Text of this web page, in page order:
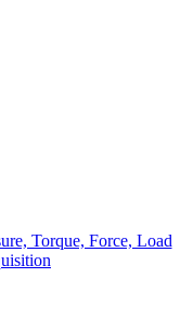
Torque, Force, Load